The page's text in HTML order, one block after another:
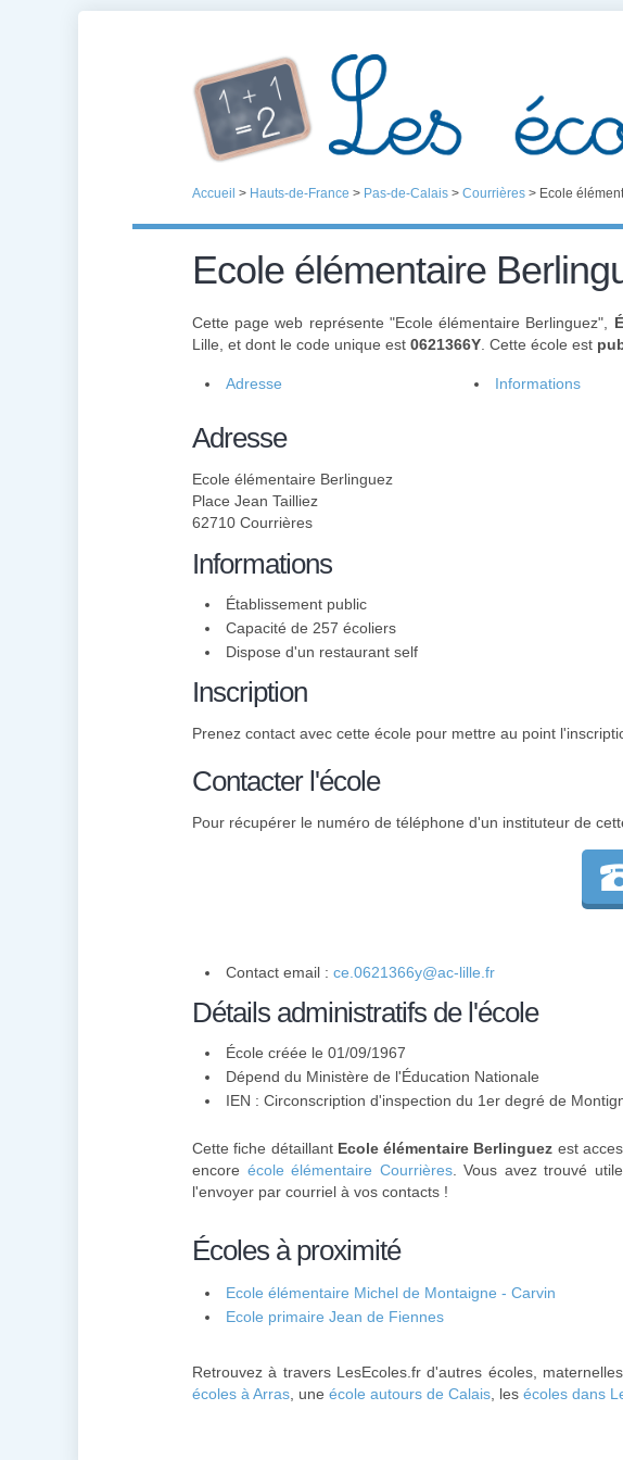
Accueil > Hauts-de-France > Pas-de-Calais > Courrières > Ecole
Ecole élémentaire
Cette page web représente "Ecole élémentaire Berlinguez",
Lille, et dont le code unique est 0621366Y . Cette école est
Adresse Informations
Adresse
Ecole élémentaire Berlinguez
Place Jean Tailliez
62710 Courrières
Informations
Établissement public
Capacité de 257 écoliers
Dispose d'un restaurant self
Inscription
Prenez contact avec cette école pour mettre au point
Contacter l'école
Pour récupérer le numéro de téléphone d'un instituteur de
Contact email : ce.0621366y@ac-lille.fr
Détails administratifs de l'école
École créée le 01/09/1967
Dépend du Ministère de l'Éducation Nationale
IEN : Circonscription d'inspection du 1er degré de
Cette fiche détaillant Ecole élémentaire Berlinguez est
encore école élémentaire Courrières. Vous avez trouvé
l'envoyer par courriel à vos contacts !
Écoles à proximité
Ecole élémentaire Michel de Montaigne - Carvin
Ecole primaire Jean de Fiennes
Retrouvez à travers LesEcoles.fr d'autres écoles,
écoles à Arras , une école autours de Calais , les écoles dans